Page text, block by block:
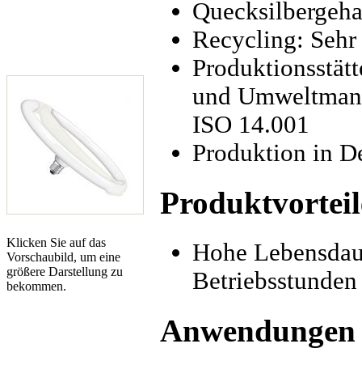
Klicken Sie auf das
Vorschaubild, um eine
größere Darstellung zu
bekommen.
Recycling:
und
ISO 14.001
Produktion in
Hohe
Anwendungen